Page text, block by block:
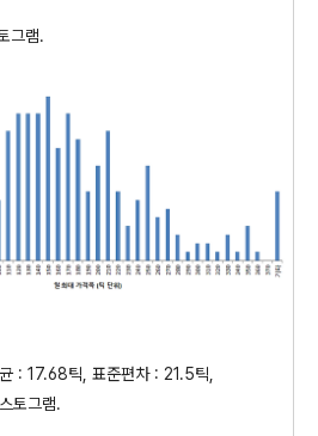
그램.
: 17.68틱, 표준편차 : 21.5틱,
토그램.